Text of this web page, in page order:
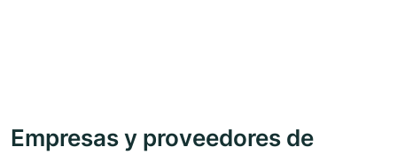
Empresas y proveedores de